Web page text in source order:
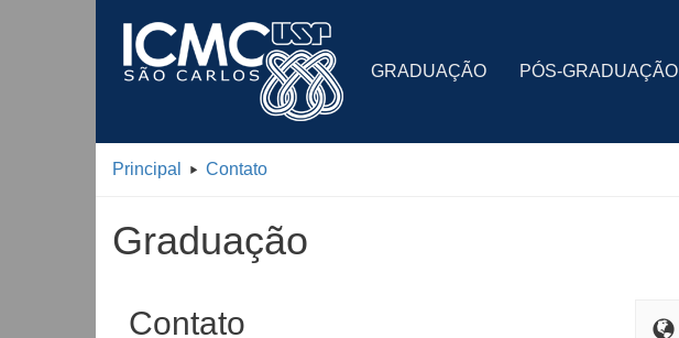
GRADUAÇÃO PÓS-GRADUAÇÃO
Principal Contato
Graduação
Contato